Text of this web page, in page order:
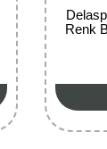
Renk